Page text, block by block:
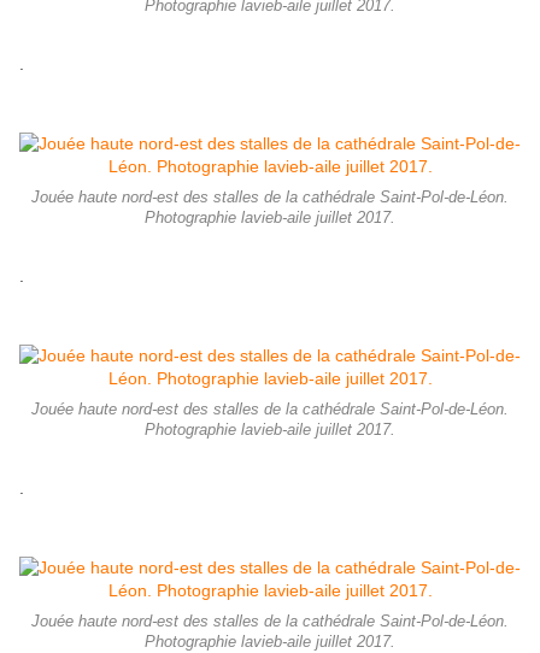
Photographie lavieb-aile juillet 2017.
Jouée haute nord-est des stalles de la cathédrale Saint-Pol-de-Léon.
Photographie lavieb-aile juillet 2017.
Jouée haute nord-est des stalles de la cathédrale Saint-Pol-de-Léon.
Photographie lavieb-aile juillet 2017.
Jouée haute nord-est des stalles de la cathédrale Saint-Pol-de-Léon.
Photographie lavieb-aile juillet 2017.